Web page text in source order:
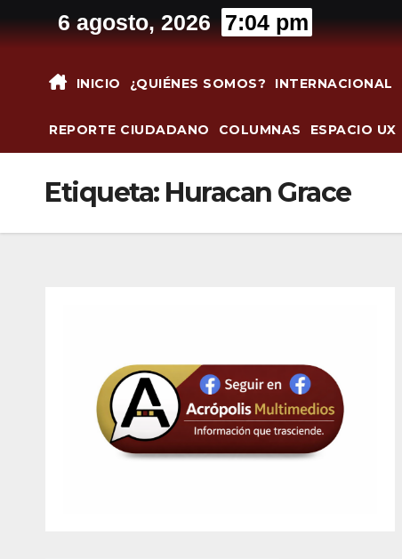
al
6 agosto, 2026 7:04 pm
INICIO ¿QUIÉNES SOMOS? INTERNACIONAL
REPORTE CIUDADANO COLUMNAS ESPACIO UX
Etiqueta: Huracan Grace